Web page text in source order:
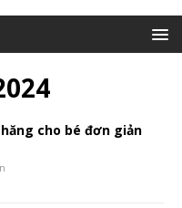
cho bé đơn giản